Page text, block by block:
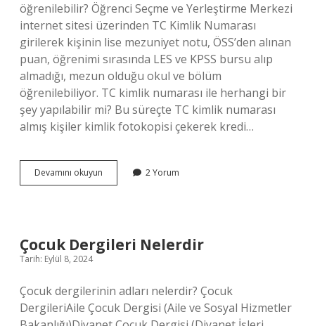
öğrenilebilir? Öğrenci Seçme ve Yerleştirme Merkezi
internet sitesi üzerinden TC Kimlik Numarası
girilerek kişinin lise mezuniyet notu, ÖSS’den alınan
puan, öğrenimi sırasında LES ve KPSS bursu alıp
almadığı, mezun olduğu okul ve bölüm
öğrenilebiliyor. TC kimlik numarası ile herhangi bir
şey yapılabilir mi? Bu süreçte TC kimlik numarası
almış kişiler kimlik fotokopisi çekerek kredi…
Devamını okuyun
Kimlik
Ulaşılır
2 Yorum
Çocuk Dergileri Nelerdir
Tarih: Eylül 8, 2024
Çocuk dergilerinin adları nelerdir? Çocuk
DergileriAile Çocuk Dergisi (Aile ve Sosyal Hizmetler